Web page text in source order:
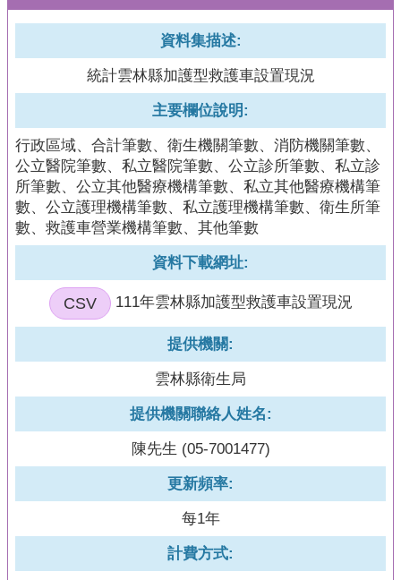
育
訓
程
報
加
值
型
API
站
資料集描述:
統計雲林縣加護型救護車設置現況
主要欄位說明:
行政區域、合計筆數、衛生機關筆數、消防機關筆數、
公立醫院筆數、私立醫院筆數、公立診所筆數、私立診
所筆數、公立其他醫療機構筆數、私立其他醫療機構筆
數、公立護理機構筆數、私立護理機構筆數、衛生所筆
數、救護車營業機構筆數、其他筆數
資料下載網址:
CSV 111年雲林縣加護型救護車設置現況
提供機關:
雲林縣衛生局
提供機關聯絡人姓名:
陳先生 (05-7001477)
更新頻率:
每1年
計費方式: